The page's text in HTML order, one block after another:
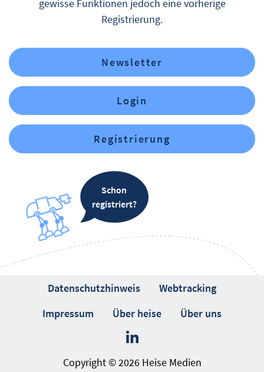
gewisse Funktionen jedoch eine vorherige
Registrierung.
Newsletter
Login
Registrierung
Schon
registriert?
Datenschutzhinweis
Webtracking
Impressum
Über heise Über uns
Copyright © 2026 Heise Medien